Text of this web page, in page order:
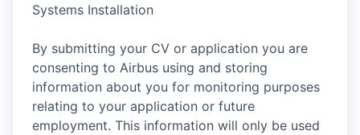
Systems Installation
By submitting your CV or application you are
consenting to Airbus using and storing
information about you for monitoring purposes
relating to your application or future
employment. This information will only be used